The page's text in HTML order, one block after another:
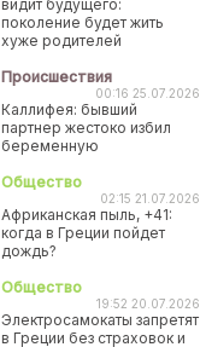
видит будущего:
поколение будет жить
хуже родителей
Происшествия
00:16 25.07.2026
Каллифея: бывший
партнер жестоко избил
беременную
Общество
02:15 21.07.2026
Африканская пыль, +41:
когда в Греции пойдет
дождь?
Общество
19:52 20.07.2026
Электросамокаты запретят
в Греции без страховок и